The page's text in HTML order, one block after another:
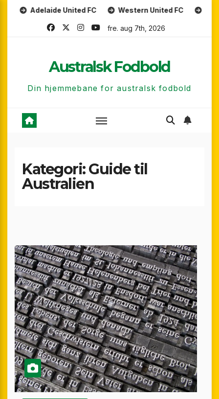
United FC Western United FC Macarthur FC
fre. aug 7th, 2026
Australsk Fodbold
Din hjemmebane for australsk fodbold
Kategori:Guide til
Australien